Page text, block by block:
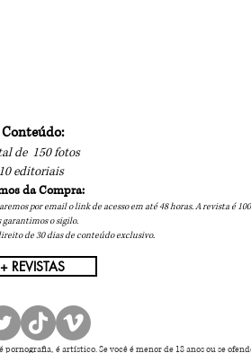
Conteúdo:
de 150 fotos
10 editoriais
da Compra:
por email o link de acesso em até 48 horas. A revista é
garantimos o sigilo.
de 30 dias de conteúdo exclusivo.
+ REVISTAS
é artístico. Se você é menor de 18 anos ou se